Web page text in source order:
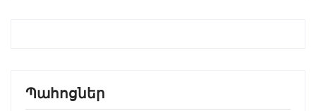
Պահոցներ